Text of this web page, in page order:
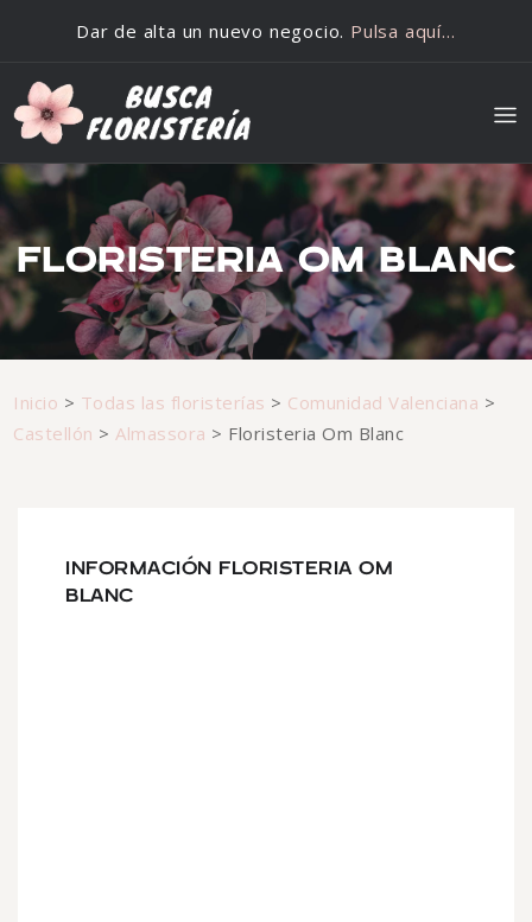
Dar de alta un nuevo negocio. Pulsa aquí…
FLORISTERIA OM BLANC
Inicio > Todas las floristerías > Comunidad Valenciana >
Castellón > Almassora > Floristeria Om Blanc
INFORMACIÓN FLORISTERIA OM
BLANC